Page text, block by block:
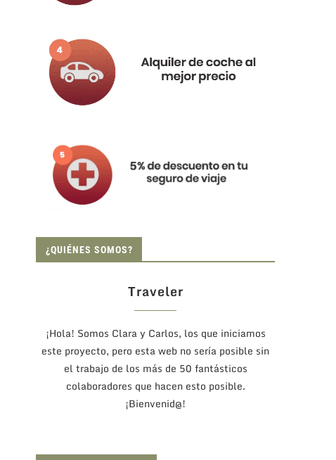
¿QUIÉNES SOMOS?
Traveler
¡Hola! Somos Clara y Carlos, los que iniciamos
este proyecto, pero esta web no sería posible sin
el trabajo de los más de 50 fantásticos
colaboradores que hacen esto posible.
¡Bienvenid@!